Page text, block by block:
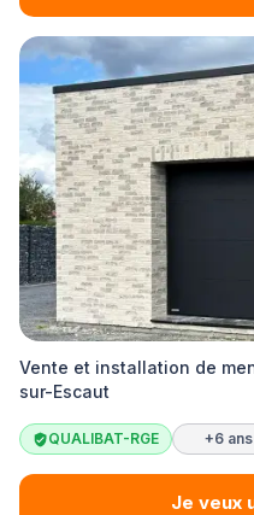
Vente et installation de
sur-Escaut
QUALIBAT-RGE +6
Je veux